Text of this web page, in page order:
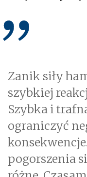
Zanik siły
szybkiej
Szybka i
ograniczyć
pogorszenia